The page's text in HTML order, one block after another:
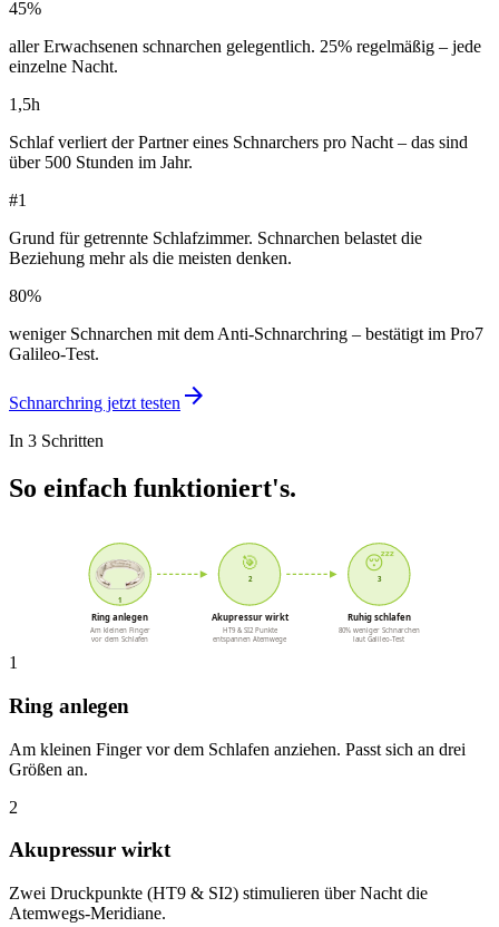
45%
aller Erwachsenen schnarchen gelegentlich. 25% regelmäßig – jede
einzelne Nacht.
1,5h
Schlaf verliert der Partner eines Schnarchers pro Nacht – das sind
über 500 Stunden im Jahr.
#1
Grund für getrennte Schlafzimmer. Schnarchen belastet die
Beziehung mehr als die meisten denken.
80%
weniger Schnarchen mit dem Anti-Schnarchring – bestätigt im Pro7
Galileo-Test.
Schnarchring jetzt testen arrow_forward
In 3 Schritten
So einfach funktioniert's.
1
Ring anlegen
Am kleinen Finger
vor dem Schlafen
🎯
2
Akupressur wirkt
HT9 & SI2 Punkte
entspannen Atemwege
😴
3
Ruhig schlafen
80% weniger Schnarchen
laut Galileo-Test
1
Ring anlegen
Am kleinen Finger vor dem Schlafen anziehen. Passt sich an drei
Größen an.
2
Akupressur wirkt
Zwei Druckpunkte (HT9 & SI2) stimulieren über Nacht die
Atemwegs-Meridiane.